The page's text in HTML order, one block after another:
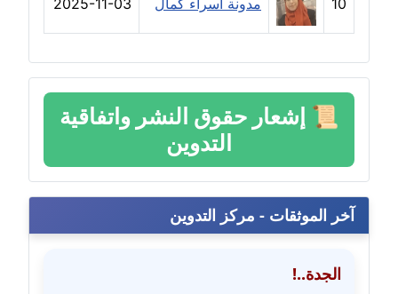
عاملة
عاملة
مدونة خالد عويس
مدونة خالد منير
عاملة
10 مدونة اسراء كمال 2025-11-03
📜 إشعار حقوق النشر واتفاقية
التدوين
آخر الموثقات - مركز التدوين
الجدة..!